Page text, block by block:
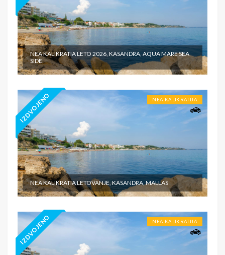
NEA KALIKRATIA LETO 2026, KASANDRA, AQUA MARE SEA
SIDE
IZDVOJENO NEA KALIKRATIJA
NEA KALIKRATIA LETOVANJE, KASANDRA, MALLAS
IZDVOJENO NEA KALIKRATIJA